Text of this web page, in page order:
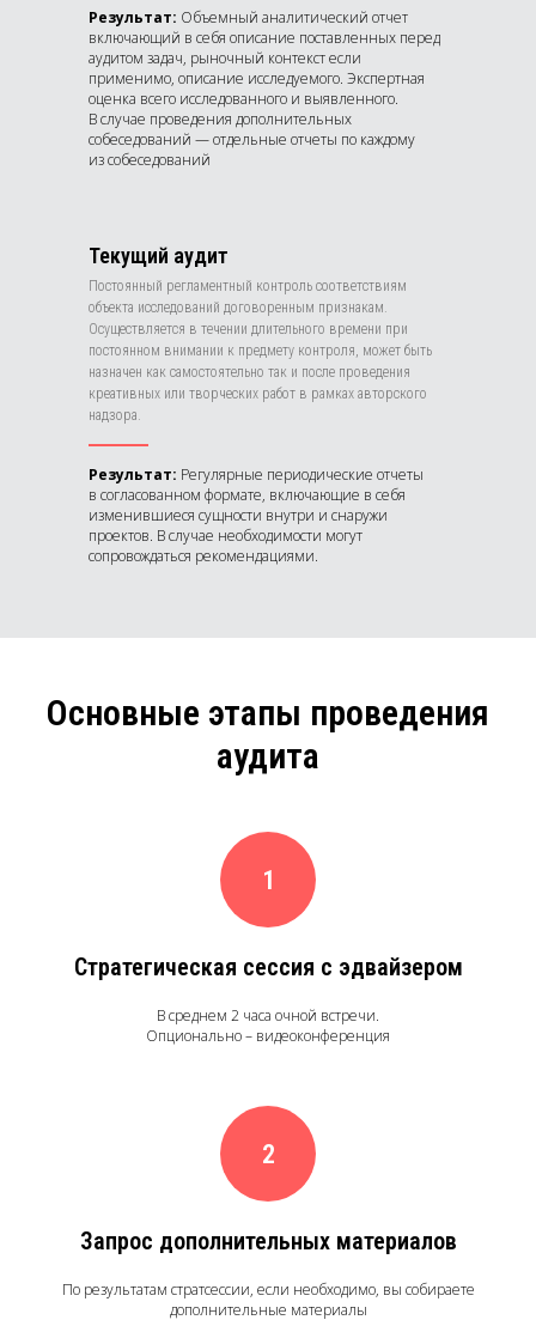
Результат: Объемный аналитический отчет
включающий в себя описание поставленных перед
аудитом задач, рыночный контекст если
применимо, описание исследуемого. Экспертная
оценка всего исследованного и выявленного.
В случае проведения дополнительных
собеседований — отдельные отчеты по каждому
из собеседований
Текущий аудит
Постоянный регламентный контроль соответствиям
объекта исследований договоренным признакам.
Осуществляется в течении длительного времени при
постоянном внимании к предмету контроля, может быть
назначен как самостоятельно так и после проведения
креативных или творческих работ в рамках авторского
надзора.
Результат: Регулярные периодические отчеты
в согласованном формате, включающие в себя
изменившиеся сущности внутри и снаружи
проектов. В случае необходимости могут
сопровождаться рекомендациями.
Основные этапы проведения
аудита
Стратегическая сессия с эдвайзером
В среднем 2 часа очной встречи.
Опционально – видеоконференция
Запрос дополнительных материалов
По результатам стратсессии, если необходимо, вы собираете
дополнительные материалы